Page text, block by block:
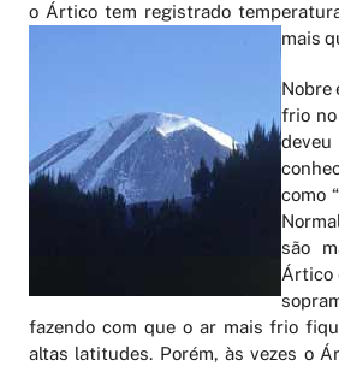
o Ártico tem registrado
mais
Nobre
frio no
como
são
Ártico
fazendo com que o ar mais frio
altas latitudes. Porém, às vezes o